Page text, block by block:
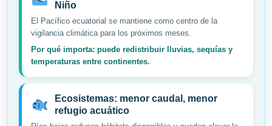
Niño
El Pacífico ecuatorial se mantiene como centro de la
vigilancia climática para los próximos meses.
Por qué importa: puede redistribuir lluvias, sequías y
temperaturas entre continentes.
Ecosistemas: menor caudal, menor
refugio acuático